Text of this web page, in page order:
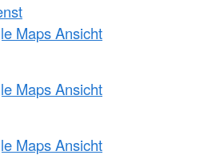
Maps Ansicht
Maps Ansicht
Maps Ansicht